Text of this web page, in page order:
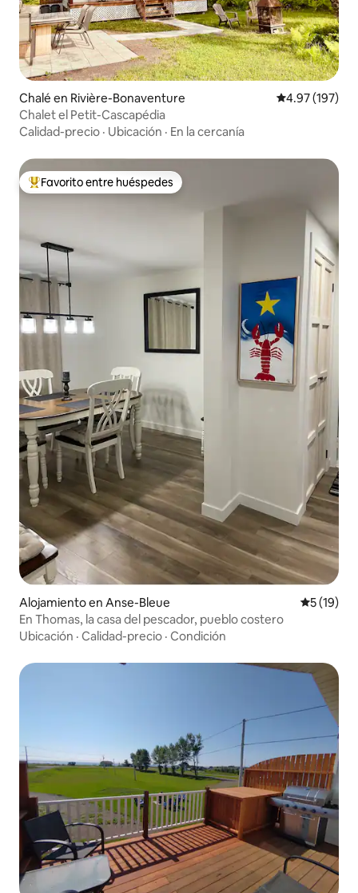
Chalé en Rivière-Bonaventure Calificación
4.97 (197)
Chalet el Petit-Cascapédia
Calidad-precio · Ubicación · En la cercanía
Favorito entre huéspedes preferido
Favorito entre huéspedes
Alojamiento en Anse-Bleue
5 (19)
En Thomas, la casa del pescador, pueblo costero
Ubicación · Calidad-precio · Condición